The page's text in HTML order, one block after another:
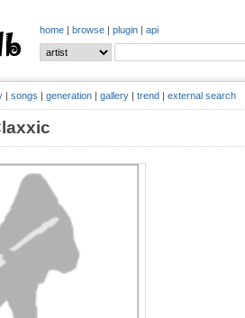
home | browse | plugin | api
| songs | generation | gallery | trend | external search